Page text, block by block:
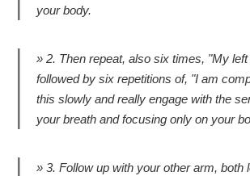
your body.
2. Then repeat, also six times, "My
followed by six repetitions of, "I am
this slowly and really engage with the
your breath and focusing only on your
3. Follow up with your other arm, both